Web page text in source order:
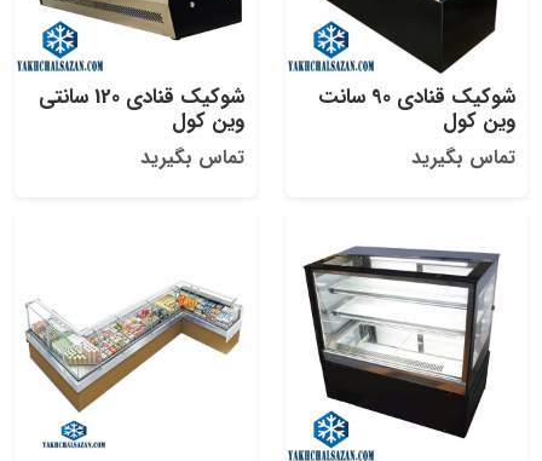
شوکیک قنادی 90 سانت
وین کول
تماس بگیرید
شوکیک قنادی 120 سانتی
وین کول
تماس بگیرید